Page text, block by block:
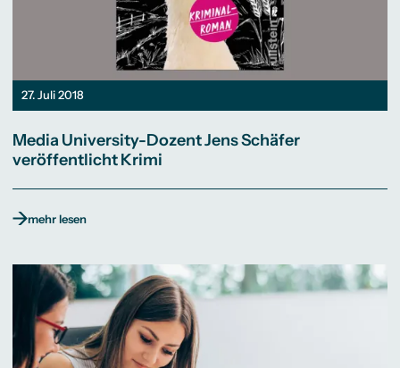
27. Juli 2018
Media University-Dozent Jens Schäfer
veröffentlicht Krimi
mehr lesen